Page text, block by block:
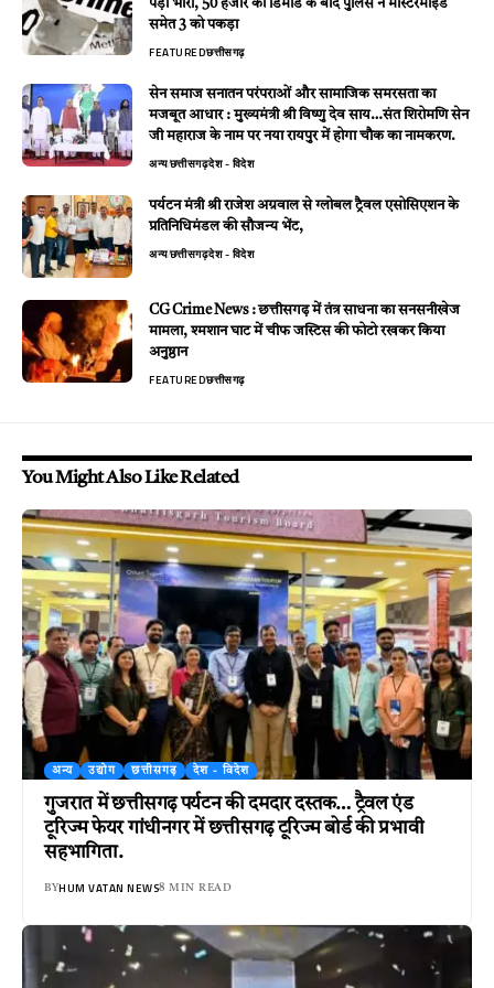
पड़ा भारी, 50 हजार की डिमांड के बाद पुलिस ने मास्टरमाइंड
समेत 3 को पकड़ा
FEATUREDछत्तीसगढ़
सेन समाज सनातन परंपराओं और सामाजिक समरसता का
मजबूत आधार : मुख्यमंत्री श्री विष्णु देव साय…संत शिरोमणि सेन
जी महाराज के नाम पर नया रायपुर में होगा चौक का नामकरण.
अन्यछत्तीसगढ़देश - विदेश
पर्यटन मंत्री श्री राजेश अग्रवाल से ग्लोबल ट्रैवल एसोसिएशन के
प्रतिनिधिमंडल की सौजन्य भेंट,
अन्यछत्तीसगढ़देश - विदेश
CG Crime News : छत्तीसगढ़ में तंत्र साधना का सनसनीखेज
मामला, श्मशान घाट में चीफ जस्टिस की फोटो रखकर किया
अनुष्ठान
FEATUREDछत्तीसगढ़
You Might Also Like Related
अन्य उद्योग छत्तीसगढ़ देश - विदेश
गुजरात में छत्तीसगढ़ पर्यटन की दमदार दस्तक… ट्रैवल एंड
टूरिज्म फेयर गांधीनगर में छत्तीसगढ़ टूरिज्म बोर्ड की प्रभावी
सहभागिता.
BYHUM VATAN NEWS8 MIN READ